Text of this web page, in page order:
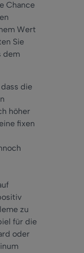
Chance
Wert
Sie
dem
die
höher
fixen
zu
für die
oder